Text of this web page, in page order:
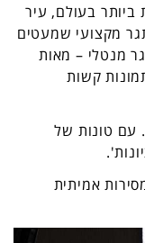
ביותר בעולם, עיר
מקצועי שמעטים
מנטלי – מאות
קשות
עם טונות של
אמיתית